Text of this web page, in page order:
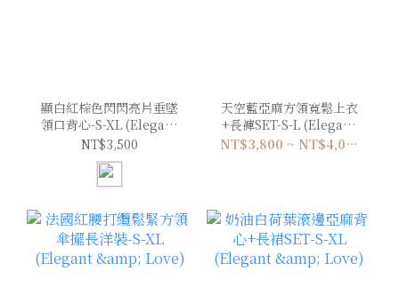
顯白紅棕色閃閃亮片垂墜
領口背心-S-XL (Elegant
& Love)
NT$3,500
天空藍亞麻方領寬鬆上衣
+長褲SET-S-L (Elegant
& Love)
NT$3,800 ~ NT$4,000